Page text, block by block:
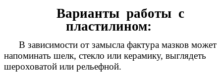
Варианты работы с
пластилином:
В зависимости от замысла фактура мазков может
напоминать шелк, стекло или керамику, выглядеть
шероховатой или рельефной.